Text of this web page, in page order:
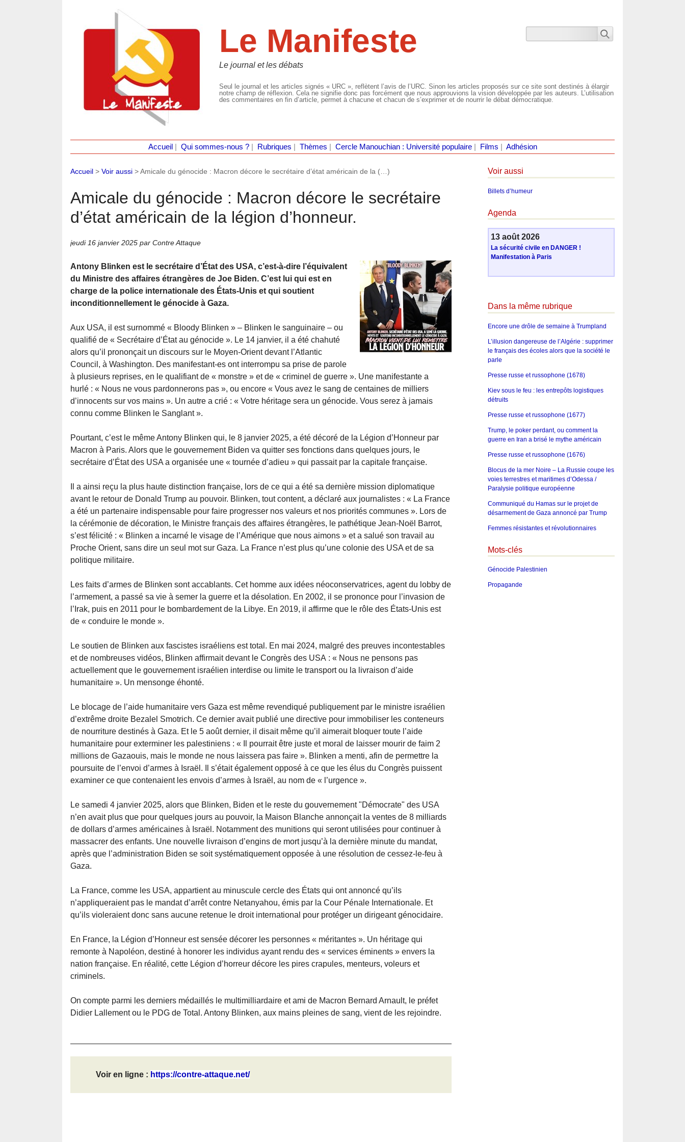
Le Manifeste
Le journal et les débats
Seul le journal et les articles signés « URC », reflètent l’avis de l’URC. Sinon les articles proposés sur ce site sont destinés à élargir
notre champ de réflexion. Cela ne signifie donc pas forcément que nous approuvions la vision développée par les auteurs. L’utilisation
des commentaires en fin d’article, permet à chacune et chacun de s’exprimer et de nourrir le débat démocratique.
Accueil Qui sommes-nous ?| Rubriques Thèmes Cercle Manouchian : Université populaire| Films Adhésion
Accueil > Voir aussi >Amicale du génocide : Macron décore le secrétaire d’état américain de la (…)
Amicale du génocide : Macron décore le secrétaire
d’état américain de la légion d’honneur.
jeudi 16 janvier 2025 par Contre Attaque
Antony Blinken est le secrétaire d’État des USA, c’est-à-dire l’équivalent
du Ministre des affaires étrangères de Joe Biden. C’est lui qui est en
charge de la police internationale des États-Unis et qui soutient
inconditionnellement le génocide à Gaza.
Aux USA, il est surnommé « Bloody Blinken » – Blinken le sanguinaire – ou
qualifié de « Secrétaire d’État au génocide ». Le 14 janvier, il a été chahuté
alors qu’il prononçait un discours sur le Moyen-Orient devant l’Atlantic
Council, à Washington. Des manifestant-es ont interrompu sa prise de parole
à plusieurs reprises, en le qualifiant de « monstre » et de « criminel de guerre ». Une manifestante a
hurlé : « Nous ne vous pardonnerons pas », ou encore « Vous avez le sang de centaines de milliers
d’innocents sur vos mains ». Un autre a crié : « Votre héritage sera un génocide. Vous serez à jamais
connu comme Blinken le Sanglant ».
Pourtant, c’est le même Antony Blinken qui, le 8 janvier 2025, a été décoré de la Légion d’Honneur par
Macron à Paris. Alors que le gouvernement Biden va quitter ses fonctions dans quelques jours, le
secrétaire d’État des USA a organisée une « tournée d’adieu » qui passait par la capitale française.
Il a ainsi reçu la plus haute distinction française, lors de ce qui a été sa dernière mission diplomatique
avant le retour de Donald Trump au pouvoir. Blinken, tout content, a déclaré aux journalistes : « La France
a été un partenaire indispensable pour faire progresser nos valeurs et nos priorités communes ». Lors de
la cérémonie de décoration, le Ministre français des affaires étrangères, le pathétique Jean-Noël Barrot,
s’est félicité : « Blinken a incarné le visage de l’Amérique que nous aimons » et a salué son travail au
Proche Orient, sans dire un seul mot sur Gaza. La France n’est plus qu’une colonie des USA et de sa
politique militaire.
Les faits d’armes de Blinken sont accablants. Cet homme aux idées néoconservatrices, agent du lobby de
l’armement, a passé sa vie à semer la guerre et la désolation. En 2002, il se prononce pour l’invasion de
l’Irak, puis en 2011 pour le bombardement de la Libye. En 2019, il affirme que le rôle des États-Unis est
de « conduire le monde ».
Le soutien de Blinken aux fascistes israéliens est total. En mai 2024, malgré des preuves incontestables
et de nombreuses vidéos, Blinken affirmait devant le Congrès des USA : « Nous ne pensons pas
actuellement que le gouvernement israélien interdise ou limite le transport ou la livraison d’aide
humanitaire ». Un mensonge éhonté.
Le blocage de l’aide humanitaire vers Gaza est même revendiqué publiquement par le ministre israélien
d’extrême droite Bezalel Smotrich. Ce dernier avait publié une directive pour immobiliser les conteneurs
de nourriture destinés à Gaza. Et le 5 août dernier, il disait même qu’il aimerait bloquer toute l’aide
humanitaire pour exterminer les palestiniens : « Il pourrait être juste et moral de laisser mourir de faim 2
millions de Gazaouis, mais le monde ne nous laissera pas faire ». Blinken a menti, afin de permettre la
poursuite de l’envoi d’armes à Israël. Il s’était également opposé à ce que les élus du Congrès puissent
examiner ce que contenaient les envois d’armes à Israël, au nom de « l’urgence ».
Le samedi 4 janvier 2025, alors que Blinken, Biden et le reste du gouvernement "Démocrate" des USA
n’en avait plus que pour quelques jours au pouvoir, la Maison Blanche annonçait la ventes de 8 milliards
de dollars d’armes américaines à Israël. Notamment des munitions qui seront utilisées pour continuer à
massacrer des enfants. Une nouvelle livraison d’engins de mort jusqu’à la dernière minute du mandat,
après que l’administration Biden se soit systématiquement opposée à une résolution de cessez-le-feu à
Gaza.
La France, comme les USA, appartient au minuscule cercle des États qui ont annoncé qu’ils
n’appliqueraient pas le mandat d’arrêt contre Netanyahou, émis par la Cour Pénale Internationale. Et
qu’ils violeraient donc sans aucune retenue le droit international pour protéger un dirigeant génocidaire.
En France, la Légion d’Honneur est sensée décorer les personnes « méritantes ». Un héritage qui
remonte à Napoléon, destiné à honorer les individus ayant rendu des « services éminents » envers la
nation française. En réalité, cette Légion d’horreur décore les pires crapules, menteurs, voleurs et
criminels.
On compte parmi les derniers médaillés le multimilliardaire et ami de Macron Bernard Arnault, le préfet
Didier Lallement ou le PDG de Total. Antony Blinken, aux mains pleines de sang, vient de les rejoindre.
Voir en ligne : https://contre-attaque.net/
Voir aussi
Billets d’humeur
Agenda
13 août 2026
La sécurité civile en DANGER !
Manifestation à Paris
Dans la même rubrique
Encore une drôle de semaine à Trumpland
L’illusion dangereuse de l’Algérie : supprimer
le français des écoles alors que la société le
parle
Presse russe et russophone (1678)
Kiev sous le feu : les entrepôts logistiques
détruits
Presse russe et russophone (1677)
Trump, le poker perdant, ou comment la
guerre en Iran a brisé le mythe américain
Presse russe et russophone (1676)
Blocus de la mer Noire – La Russie coupe les
voies terrestres et maritimes d’Odessa /
Paralysie politique européenne
Communiqué du Hamas sur le projet de
désarmement de Gaza annoncé par Trump
Femmes résistantes et révolutionnaires
Mots-clés
Génocide Palestinien
Propagande